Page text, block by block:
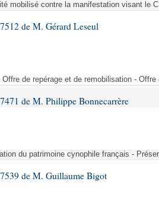
mobilisé contre la manifestation visant le
de M. Gérard Leseul
de repérage et de remobilisation -
de M. Philippe Bonnecarrère
du patrimoine cynophile français -
de M. Guillaume Bigot